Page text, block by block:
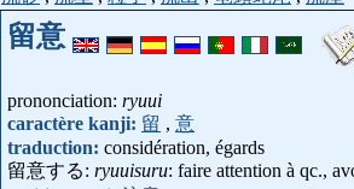
留意
prononciation: ryuui
caractère kanji: 留 , 意
traduction: considération, égards
留意する: ryuuisuru: faire attention à qc.,